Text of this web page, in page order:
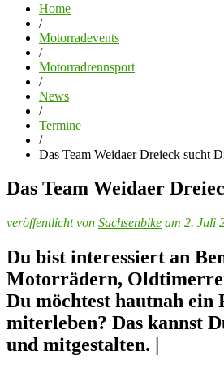
Home
/
Motorradevents
/
Motorradrennsport
/
News
/
Termine
/
Das Team Weidaer Dreieck sucht
Das Team Weidaer
veröffentlicht von Sachsenbike am 2. Juli
Du bist interessiert an
Motorrädern,
Du möchtest hautnah ein
miterleben? Das kannst
und mitgestalten. |